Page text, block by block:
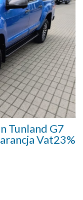
Tunland G7
Vat23%